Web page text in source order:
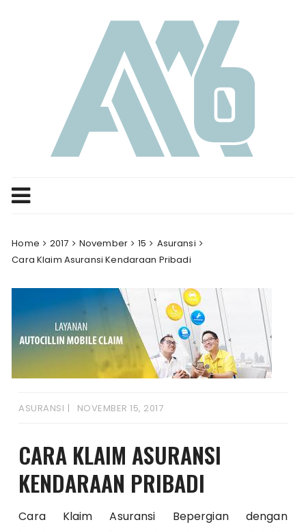
Home 2017 November 15
Asuransi
Cara Klaim Asuransi Kendaraan Pribadi
ASURANSI NOVEMBER 15, 2017
CARA KLAIM ASURANSI
KENDARAAN PRIBADI
Cara Klaim Asuransi Bepergian dengan